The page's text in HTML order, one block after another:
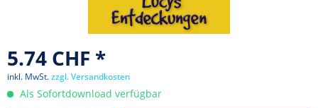
5.74 CHF *
inkl. MwSt.zzgl. Versandkosten
Als Sofortdownload verfügbar